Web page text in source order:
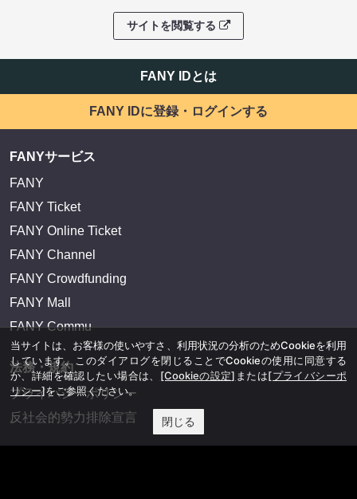
サイトを閲覧する
FANY IDとは
FANY IDに登録・ログインする
FANYサービス
FANY
FANY Ticket
FANY Online Ticket
FANY Channel
FANY Crowdfunding
FANY Mall
FANY Commu
法務・規約
プライバシーポリシー
反社会的勢力排除宣言
当サイトは、お客様の使いやすさ、利用状況の分析のためCookieを利用
しています。このダイアログを閉じることでCookieの使用に同意する
か、詳細を確認したい場合は、 [Cookieの設定] または[プライバシーポ
リシー]をご参照ください。
閉じる